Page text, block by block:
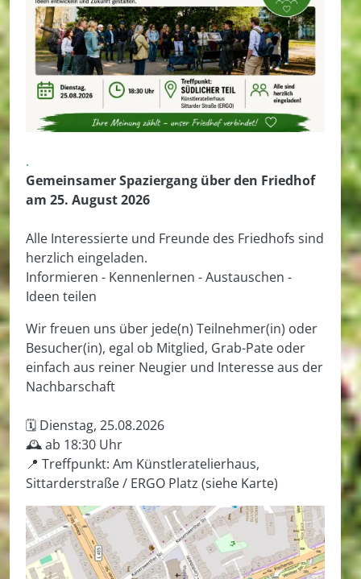
.
Gemeinsamer Spaziergang über den Friedhof
am 25. August 2026
Alle Interessierte und Freunde des Friedhofs sind
herzlich eingeladen.
Informieren - Kennenlernen - Austauschen -
Ideen teilen
Wir freuen uns über jede(n) Teilnehmer(in) oder
Besucher(in), egal ob Mitglied, Grab-Pate oder
einfach aus reiner Neugier und Interesse aus der
Nachbarschaft
🗓️ Dienstag, 25.08.2026
🕰️ ab 18:30 Uhr
📍 Treffpunkt: Am Künstleratelierhaus,
Sittarderstraße / ERGO Platz (siehe Karte)